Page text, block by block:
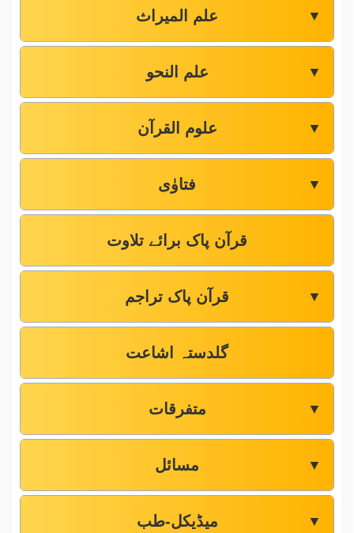
علم المیراث ▼
علم النحو ▼
علوم القرآن ▼
فتاوٰی ▼
قرآن پاک برائے تلاوت
قرآن پاک تراجم ▼
گلدستہ اشاعت
متفرقات ▼
مسائل ▼
میڈیکل-طب ▼